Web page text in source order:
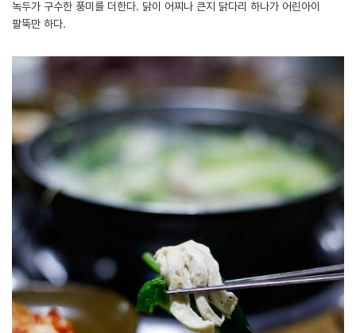
녹두가 구수한 풍미를 더한다. 닭이 어찌나 큰지 닭다리 하나가 어린아이
팔뚝만 하다.